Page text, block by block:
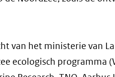
van het ministerie van
ecologisch programma